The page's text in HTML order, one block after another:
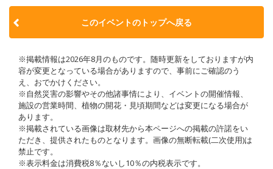
このイベントのトップへ戻る
※掲載情報は2026年8月のものです。随時更新をしておりますが内
容が変更となっている場合がありますので、事前にご確認のう
え、おでかけください。
※自然災害の影響やその他諸事情により、イベントの開催情報、
施設の営業時間、植物の開花・見頃期間などは変更になる場合が
あります。
※掲載されている画像は取材先から本ページへの掲載の許諾をい
ただき、提供されたものとなります。画像の無断転載(二次使用)は
禁止です。
※表示料金は消費税8％ないし10％の内税表示です。